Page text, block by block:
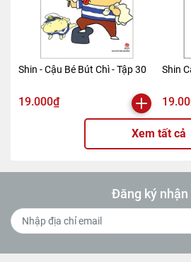
Shin - Cậu Bé Bút Chì - Tập 30
19.000₫
Shin
Xem tất cả
Đăng ký nhận